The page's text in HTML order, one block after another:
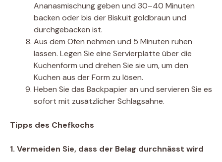
Ananasmischung geben und 30–40 Minuten
backen oder bis der Biskuit goldbraun und
durchgebacken ist.
Aus dem Ofen nehmen und 5 Minuten ruhen
lassen. Legen Sie eine Servierplatte über die
Kuchenform und drehen Sie sie um, um den
Kuchen aus der Form zu lösen.
Heben Sie das Backpapier an und servieren Sie es
sofort mit zusätzlicher Schlagsahne.
Tipps des Chefkochs
1. Vermeiden Sie, dass der Belag durchnässt wird